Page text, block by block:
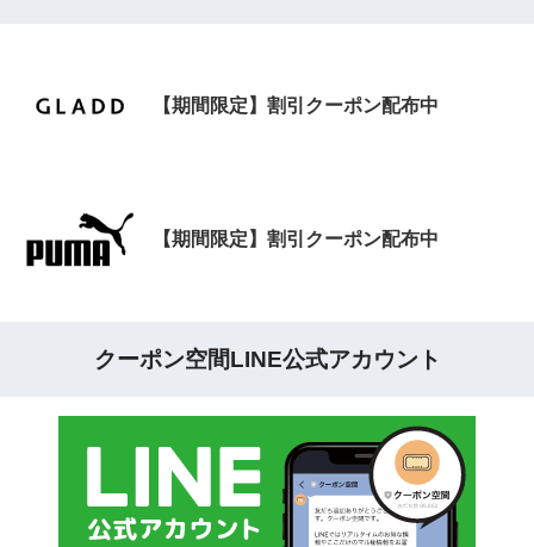
【期間限定】割引クーポン配布中
【期間限定】割引クーポン配布中
クーポン空間LINE公式アカウント